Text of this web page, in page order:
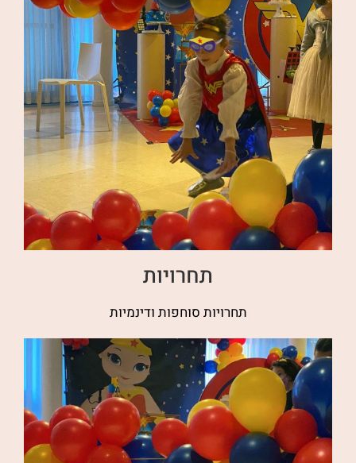
תחרויות
תחרויות סוחפות ודינמיות